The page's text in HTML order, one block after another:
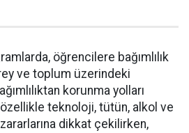
öğrencilere bağımlılık
ve toplum üzerindeki
korunma yolları
özellikle teknoloji, tütün, alkol ve
zararlarına dikkat çekilirken,